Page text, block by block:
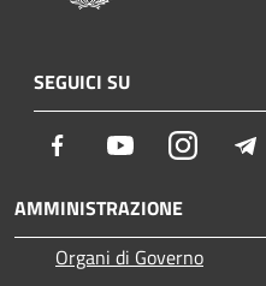
SEGUICI SU
Facebook YoutubeInstagram
AMMINISTRAZIONE
Organi di Governo